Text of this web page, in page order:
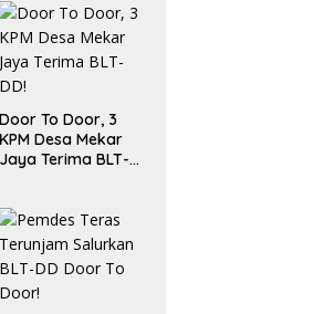
Door To Door, 3
KPM Desa Mekar
Jaya Terima BLT-